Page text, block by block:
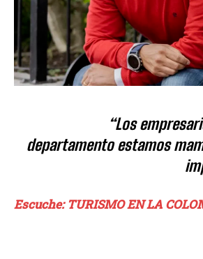
“Los
departamento estamos
Escuche: TURISMO EN LA